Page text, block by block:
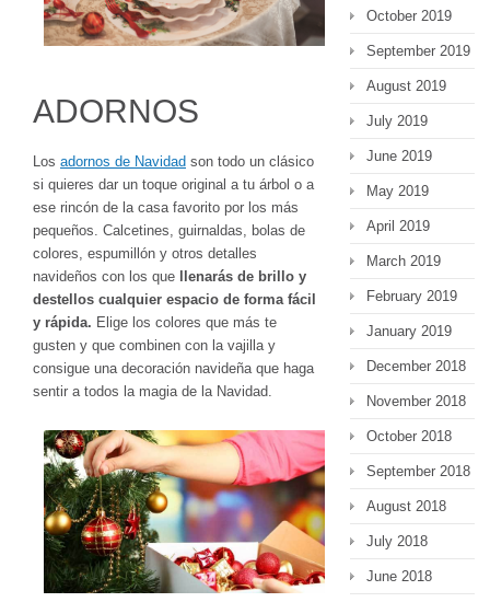
ADORNOS
Los adornos de Navidad son todo un clásico
si quieres dar un toque original a tu árbol o a
ese rincón de la casa favorito por los más
pequeños. Calcetines, guirnaldas, bolas de
colores, espumillón y otros detalles
navideños con los que
llenarás de brillo y
destellos cualquier espacio de forma fácil
y rápida. Elige los colores que más te
gusten y que combinen con la vajilla y
consigue una decoración navideña que haga
sentir a todos la magia de la Navidad.
October 2019
September 2019
August 2019
July 2019
June 2019
May 2019
April 2019
March 2019
February 2019
January 2019
December 2018
November 2018
October 2018
September 2018
August 2018
July 2018
June 2018